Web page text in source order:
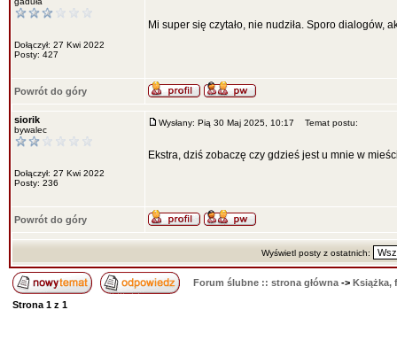
Dołączył: 27 Kwi 2022
Posty: 427
Mi super się czytało, nie nudziła. Sporo dialogów,
Powrót do góry
siorik
bywalec
Dołączył: 27 Kwi 2022
Posty: 236
Wysłany: Pią 30 Maj 2025, 10:17 Temat postu:
Ekstra, dziś zobaczę czy gdzieś jest u mnie w
Powrót do góry
Wyświetl posty z ostatnich:
Forum ślubne :: strona główna -> Książka,
Strona 1 z 1